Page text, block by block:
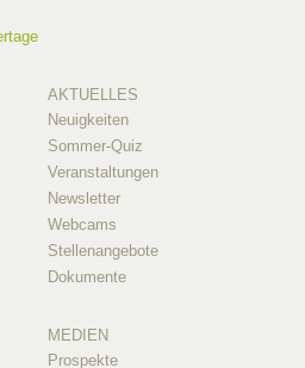
AKTUELLES
Neuigkeiten
Sommer-Quiz
Veranstaltungen
Newsletter
Webcams
Stellenangebote
Dokumente
MEDIEN
Prospekte